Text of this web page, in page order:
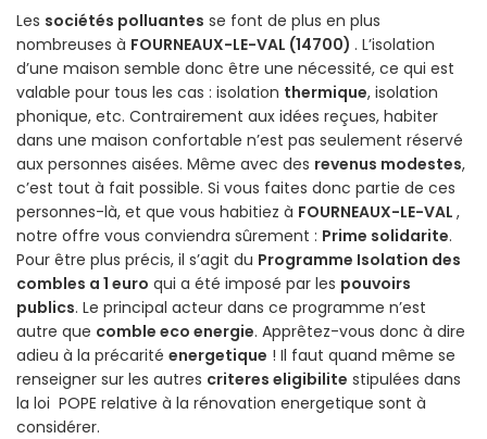
Les sociétés polluantes se font de plus en plus
nombreuses à FOURNEAUX-LE-VAL (14700) . L’isolation
d’une maison semble donc être une nécessité, ce qui est
valable pour tous les cas : isolation thermique, isolation
phonique, etc. Contrairement aux idées reçues, habiter
dans une maison confortable n’est pas seulement réservé
aux personnes aisées. Même avec des revenus modestes,
c’est tout à fait possible. Si vous faites donc partie de ces
personnes-là, et que vous habitiez à FOURNEAUX-LE-VAL ,
notre offre vous conviendra sûrement : Prime solidarite.
Pour être plus précis, il s’agit du Programme Isolation des
combles a 1 euro qui a été imposé par les pouvoirs
publics. Le principal acteur dans ce programme n’est
autre que comble eco energie. Apprêtez-vous donc à dire
adieu à la précarité energetique ! Il faut quand même se
renseigner sur les autres criteres eligibilite stipulées dans
la loi POPE relative à la rénovation energetique sont à
considérer.